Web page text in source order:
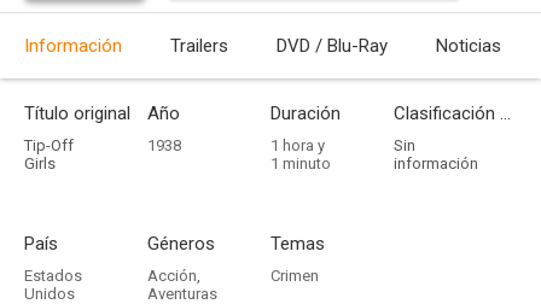
Estrenada
Información Trailers DVD / Blu-Ray Noticias
Título original
Tip-Off
Girls
Año
1938
Duración
1 hora y
1 minuto
Clasificación por edades
Sin
información
País
Estados
Unidos
Géneros
Acción,
Aventuras
Temas
Crimen